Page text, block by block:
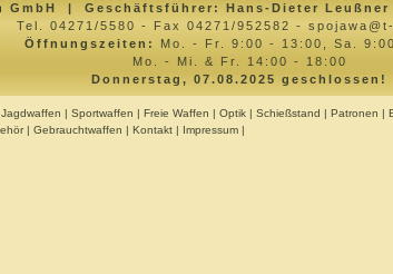
GmbH | Geschäftsführer: Hans-Dieter
Tel. 04271/5580 - Fax 04271/952582 -
Öffnungszeiten:
Mo. - Fr. 9:00 - 13:00, Sa.
Mo. - Mi. & Fr. 14:00 - 18:00
Donnerstag, 07.08.2025 geschlossen!
Jagdwaffen | Sportwaffen | Freie Waffen | Optik| Schießstand | Patronen |
| Gebrauchtwaffen | Kontakt | Impressum |